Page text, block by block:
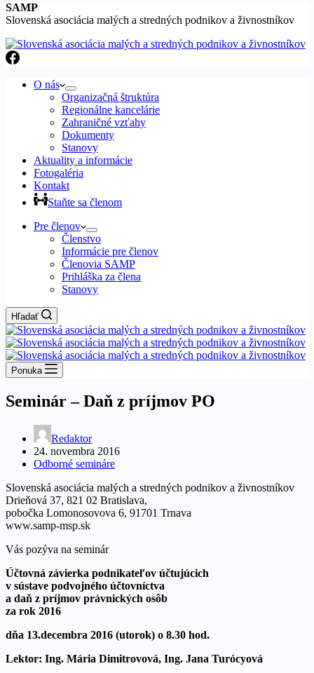
SAMP
Slovenská asociácia malých a stredných podnikov a živnostníkov
O nás
Organizačná štruktúra
Regionálne kancelárie
Zahraničné vzťahy
Dokumenty
Stanovy
Aktuality a informácie
Fotogaléria
Kontakt
Staňte sa členom
Pre členov
Členstvo
Informácie pre členov
Členovia SAMP
Prihláška za člena
Stanovy
Hľadať
Ponuka
Seminár – Daň z príjmov PO
Redaktor
24. novembra 2016
Odborné semináre
Slovenská asociácia malých a stredných podnikov a živnostníkov
Drieňová 37, 821 02 Bratislava,
pobočka Lomonosovova 6, 91701 Trnava
www.samp-msp.sk
Vás pozýva na seminár
Účtovná závierka podnikateľov účtujúcich
v sústave podvojného účtovníctva
a daň z príjmov právnických osôb
za rok 2016
dňa 13.decembra 2016 (utorok) o 8.30 hod.
Lektor: Ing. Mária Dimitrovová, Ing. Jana Turócyová